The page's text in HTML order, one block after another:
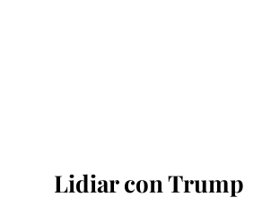
Lidiar con Trump